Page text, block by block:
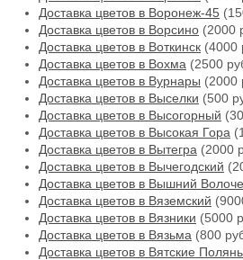
Доставка цветов в Воронеж-45
Доставка цветов в Ворсино (2000
Доставка цветов в Воткинск (4000
Доставка цветов в Вохма (2500
Доставка цветов в Вурнары (2000
Доставка цветов в Выселки (500
Доставка цветов в Высогорный
Доставка цветов в Высокая Гора
Доставка цветов в Вытегра (2000
Доставка цветов в Вычегодский
Доставка цветов в Вышний
Доставка цветов в Вяземский
Доставка цветов в Вязники (5000
Доставка цветов в Вязьма (800
Доставка цветов в Вятские